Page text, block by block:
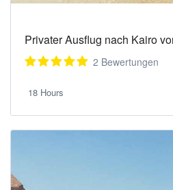
Privater Ausflug nach Kairo
2 Bewertungen
18 Hours